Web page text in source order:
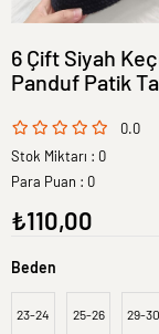
6 Çift Siyah
Panduf Patik
0.0
Stok Miktarı : 0
Para Puan : 0
₺110,00
Beden
23-24 25-26 29-30